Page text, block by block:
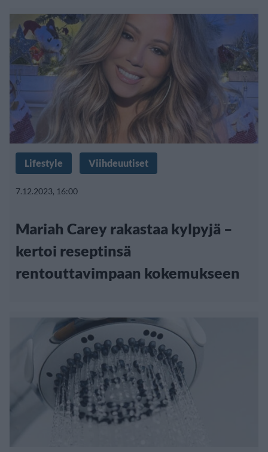
Lifestyle Viihdeuutiset
7.12.2023, 16:00
Mariah Carey rakastaa kylpyjä –
kertoi reseptinsä
rentouttavimpaan kokemukseen